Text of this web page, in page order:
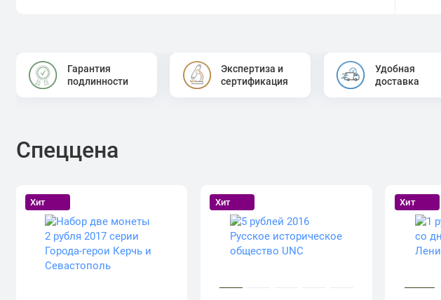
Гарантия
подлинности
Экспертиза и
сертификация
Удобная
доставка
Спеццена
Хит Хит Хит